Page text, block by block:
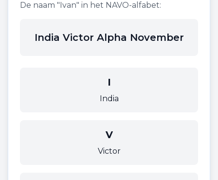
De naam "Ivan" in het NAVO-alfabet:
India Victor Alpha November
I
India
V
Victor